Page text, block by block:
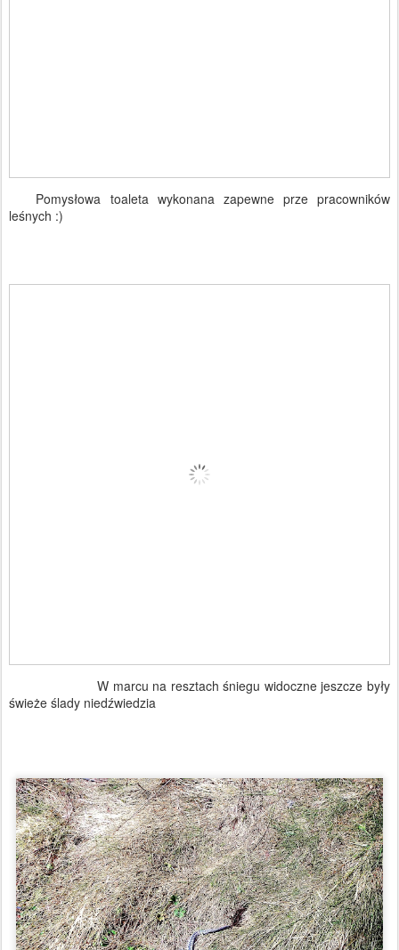
Pomysłowa toaleta wykonana zapewne prze pracowników
leśnych :)
W marcu na resztach śniegu widoczne jeszcze były
świeże ślady niedźwiedzia